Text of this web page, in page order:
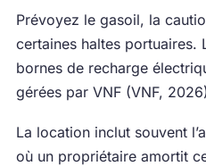
Prévoyez le gasoil, la
certaines haltes portuaires.
bornes de recharge
gérées par VNF (VNF,
La location inclut souvent
où un propriétaire amortit